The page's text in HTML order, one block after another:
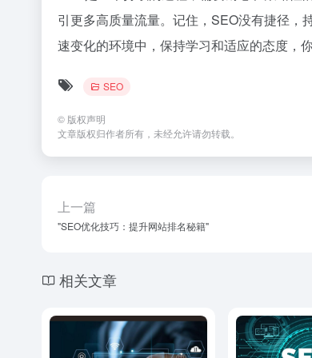
引更多高质量流量。记住，SEO没有捷径，
速变化的环境中，保持学习和适应的态度，
SEO
© 版权声明
文章版权归作者所有，未经允许请勿转载。
上一篇
"SEO优化技巧：提升网站排名秘籍"
相关文章